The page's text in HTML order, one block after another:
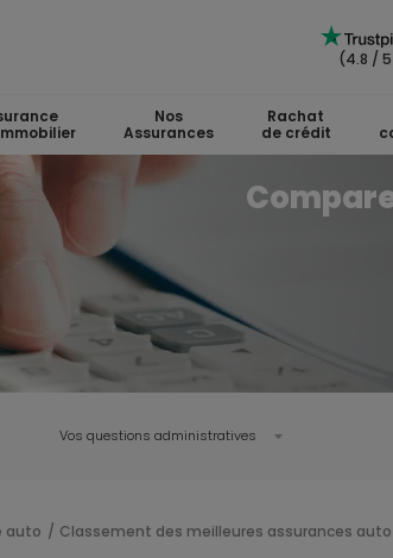
(4.8 /
Nos
Assurances
Rachat
de crédit
Vos questions administratives
auto Classement des meilleures assurances auto